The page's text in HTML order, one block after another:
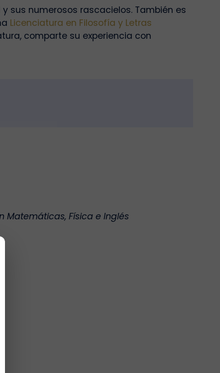
sus numerosos rascacielos. También es
Licenciatura en Filosofía y Letras
comparte su experiencia con
Matemáticas, Física e Inglés